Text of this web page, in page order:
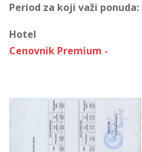
Period za koji važi ponuda:
Hotel
Cenovnik Premium -